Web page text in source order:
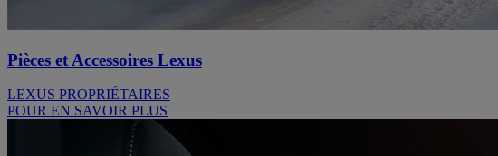
Pièces et Accessoires Lexus
LEXUS PROPRIÉTAIRES
POUR EN SAVOIR PLUS